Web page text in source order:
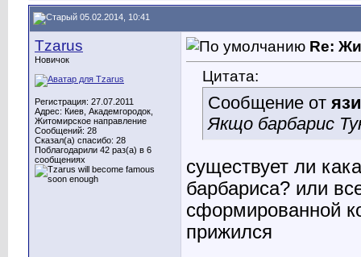
05.02.2014, 10:41
Tzarus
Новичок
Регистрация: 27.07.2011
Адрес: Киев, Академгородок,
Житомирское направление
Сообщений: 28
Сказал(а) спасибо: 28
Поблагодарили 42 раз(а) в 6
сообщениях
Re:
Цитата:
Сообщение от
Якщо барбарис
существует ли
барбариса? или
сформированной
прижился